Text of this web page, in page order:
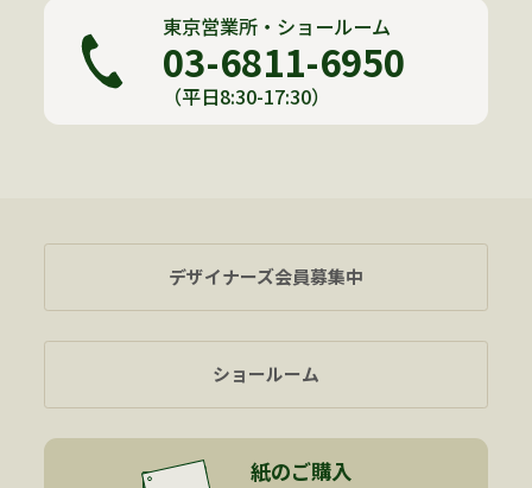
東京営業所・ショールーム
03-6811-6950
（平日8:30-17:30）
デザイナーズ会員募集中
ショールーム
紙のご購入